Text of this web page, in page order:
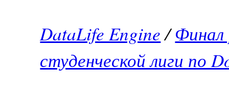
DataLife Engine/Финал
студенческой лиги по